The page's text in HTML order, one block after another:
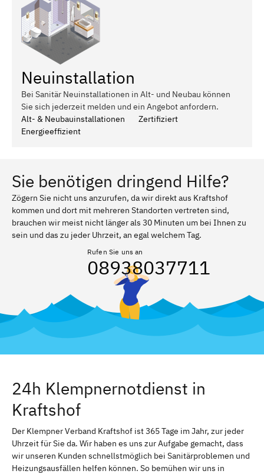
Neuinstallation
Bei Sanitär Neuinstallationen in Alt- und Neubau können
Sie sich jederzeit melden und ein Angebot anfordern.
Alt- & Neubauinstallationen
Zertifiziert
Energieeffizient
Sie benötigen dringend Hilfe?
Zögern Sie nicht uns anzurufen, da wir direkt aus Kraftshof
kommen und dort mit mehreren Standorten vertreten sind,
brauchen wir meist nicht länger als 30 Minuten um bei Ihnen zu
sein und das zu jeder Uhrzeit, an egal welchem Tag.
Rufen Sie uns an
08938037711
24h Klempnernotdienst in
Kraftshof
Der Klempner Verband Kraftshof ist 365 Tage im Jahr, zur jeder
Uhrzeit für Sie da. Wir haben es uns zur Aufgabe gemacht, dass
wir unseren Kunden schnellstmöglich bei Sanitärproblemen und
Heizungsausfällen helfen können. So bemühen wir uns in